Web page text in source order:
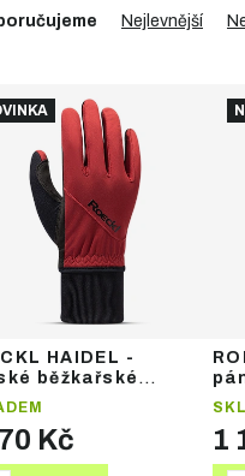
Nejlevnější
HAIDEL -
běžkařské
Kč 1